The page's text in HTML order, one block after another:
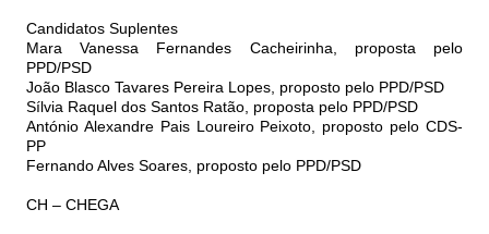
Candidatos Suplentes
Mara Vanessa Fernandes Cacheirinha, proposta pelo
PPD/PSD
João Blasco Tavares Pereira Lopes, proposto pelo PPD/PSD
Sílvia Raquel dos Santos Ratão, proposta pelo PPD/PSD
António Alexandre Pais Loureiro Peixoto, proposto pelo CDS-
PP
Fernando Alves Soares, proposto pelo PPD/PSD
CH – CHEGA